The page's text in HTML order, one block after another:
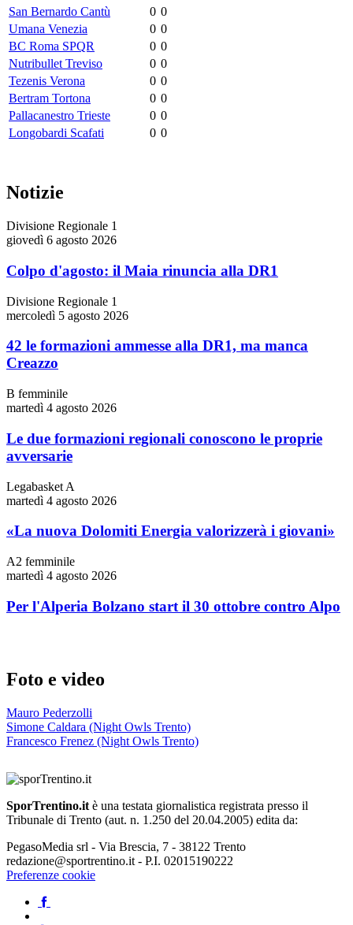
San Bernardo Cantù
0 0
Umana Venezia
0 0
BC Roma SPQR
0 0
Nutribullet Treviso
0 0
Tezenis Verona
0 0
Bertram Tortona
0 0
Pallacanestro Trieste
0 0
Longobardi Scafati
0 0
Notizie
Divisione Regionale 1
giovedì 6 agosto 2026
Colpo d'agosto: il Maia rinuncia alla DR1
Divisione Regionale 1
mercoledì 5 agosto 2026
42 le formazioni ammesse alla DR1, ma manca
Creazzo
B femminile
martedì 4 agosto 2026
Le due formazioni regionali conoscono le proprie
avversarie
Legabasket A
martedì 4 agosto 2026
«La nuova Dolomiti Energia valorizzerà i giovani»
A2 femminile
martedì 4 agosto 2026
Per l'Alperia Bolzano start il 30 ottobre contro Alpo
Foto e video
Mauro Pederzolli
Simone Caldara (Night Owls Trento)
Francesco Frenez (Night Owls Trento)
SporTrentino.it è una testata giornalistica registrata presso il
Tribunale di Trento (aut. n. 1.250 del 20.04.2005) edita da:
PegasoMedia srl - Via Brescia, 7 - 38122 Trento
redazione@sportrentino.it - P.I. 02015190222
Preferenze cookie